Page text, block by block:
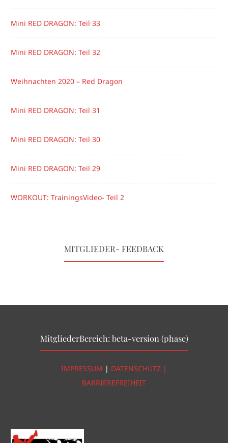
Mini RED DRAGON: Teil 33
Mini RED DRAGON: Teil 32
Weihnachten 2020 – Red Dragon
Mini RED DRAGON: Teil 31
Mini RED DRAGON: Teil 30
Mini RED DRAGON: Teil 29
WORKOUT: TrainingsVideo- Teil 2
MITGLIEDER- FEEDBACK
MitgliederBereich: beta-version (phase)
IMPRESSUM | DATENSCHUTZ |
BARRIEREFREIHEIT